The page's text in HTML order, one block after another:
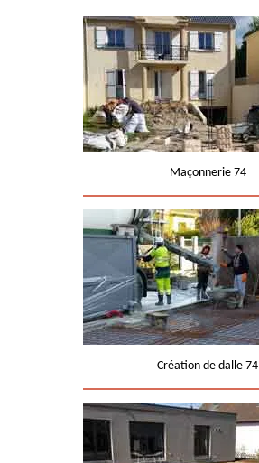
Maçonnerie 74
Création de dalle 74